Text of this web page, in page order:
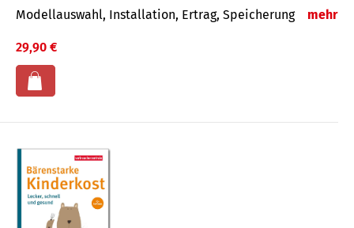
Modellauswahl, Installation, Ertrag, Speicherung mehr
29,90 €